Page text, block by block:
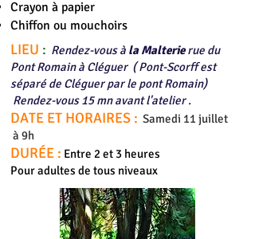
Crayon à papier
Chiffon ou mouchoirs
LIEU : Rendez-vous à la Malterierue du
Pont Romain à Cléguer ( Pont-Scorff est
séparé de Cléguer par le pont Romain)
Rendez-vous 15 mn avant l'atelier .
DATE ET HORAIRES : Samedi 11 juillet
à 9h
DURÉE : Entre 2 et 3 heures
Pour adultes de tous niveaux